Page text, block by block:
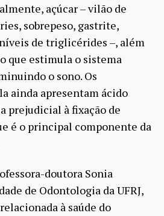
açúcar – vilão de
sobrepeso, gastrite,
de triglicérides –, além
que estimula o sistema
o sono. Os
ainda apresentam ácido
prejudicial à fixação de
é o principal componente da
doutora Sonia
de Odontologia da UFRJ,
à saúde do